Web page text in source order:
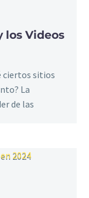
los Videos
ciertos sitios
La
de las